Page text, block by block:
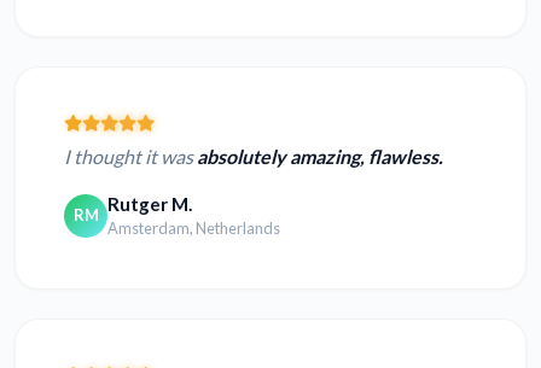
I thought it wasabsolutely amazing, flawless.
RM Rutger M.
Amsterdam, Netherlands